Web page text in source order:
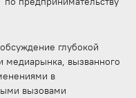
глубокой
медиарынка, вызванного
в
вызовами